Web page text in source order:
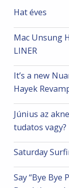
Hat éves
Mac Unsung
LINER
It’s a new
Hayek
Június az
tudatos vagy?
Saturday
Say “Bye Bye